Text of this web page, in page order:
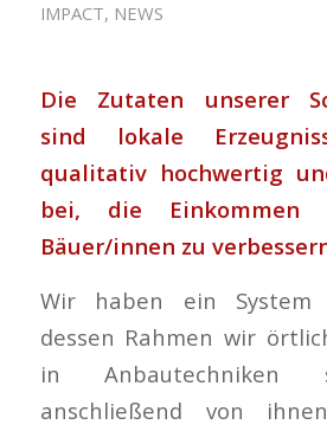
IMPACT, NEWS
Die Zutaten unserer
sind lokale
qualitativ hochwertig
bei, die Einkommen
Bäuer/innen zu
Wir haben ein System
dessen Rahmen wir
in Anbautechniken
anschließend von